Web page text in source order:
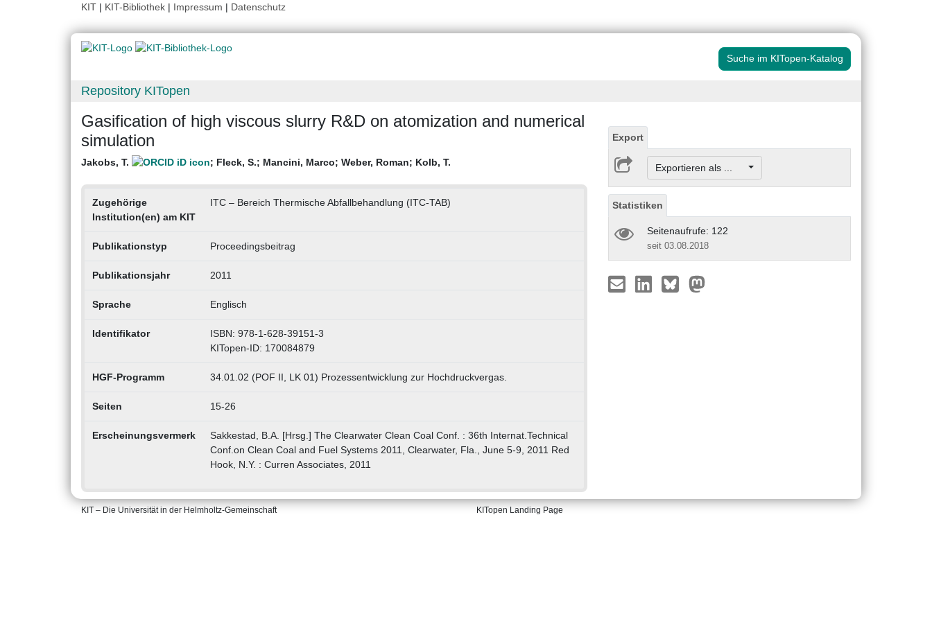
KIT | KIT-Bibliothek | Impressum | Datenschutz
Suche im KITopen-Katalog
Repository KITopen
Gasification of high viscous slurry R&D on atomization and numerical
simulation
Jakobs, T. ; Fleck, S.; Mancini, Marco; Weber, Roman; Kolb, T.
Zugehörige
Institution(en) am KIT
ITC – Bereich Thermische Abfallbehandlung (ITC-TAB)
Publikationstyp Proceedingsbeitrag
Publikationsjahr 2011
Sprache Englisch
Identifikator
ISBN: 978-1-628-39151-3
KITopen-ID: 170084879
HGF-Programm 34.01.02 (POF II, LK 01) Prozessentwicklung zur Hochdruckvergas.
Seiten 15-26
Erscheinungsvermerk
Sakkestad, B.A. [Hrsg.] The Clearwater Clean Coal Conf. : 36th Internat.Technical
Conf.on Clean Coal and Fuel Systems 2011, Clearwater, Fla., June 5-9, 2011 Red
Hook, N.Y. : Curren Associates, 2011
Export
Exportieren als ...
Statistiken
Seitenaufrufe: 122
seit 03.08.2018
KIT – Die Universität in der Helmholtz-Gemeinschaft KITopen Landing Page